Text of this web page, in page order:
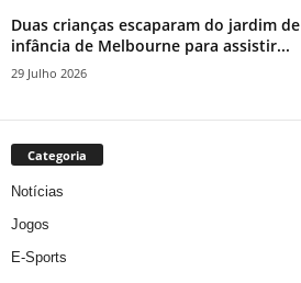
Duas crianças escaparam do jardim de
infância de Melbourne para assistir...
29 Julho 2026
Categoria
Notícias
Jogos
E-Sports